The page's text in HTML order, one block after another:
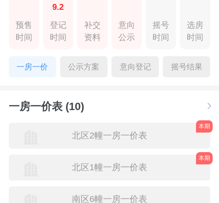
预售
时间
9.2
登记
时间
补交
资料
意向
公示
摇号
时间
选房
时间
一房一价 公示方案 意向登记 摇号结果
一房一价表 (10)
北区2幢一房一价表
本期
北区1幢一房一价表
本期
南区6幢一房一价表